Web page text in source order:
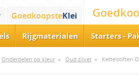
GoedkoopsteKlei
Rijgmaterialen Starters -
Onderdelen op kleur» Oud zilver» Kettelstiften